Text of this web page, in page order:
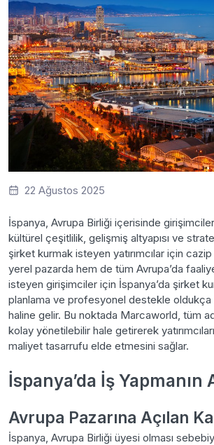
22 Ağustos 2025
İspanya, Avrupa Birliği içerisinde
kültürel çeşitlilik, gelişmiş altyapısı ve
şirket kurmak isteyen yatırımcılar için
yerel pazarda hem de tüm Avrupa’da
isteyen girişimciler için İspanya’da şirket
planlama ve profesyonel destekle oldukça
haline gelir. Bu noktada Marcaworld, tüm
kolay yönetilebilir hale getirerek
maliyet tasarrufu elde etmesini sağlar.
İspanya’da İş Yapmanın
Avrupa Pazarına Açılan
İspanya, Avrupa Birliği üyesi olması